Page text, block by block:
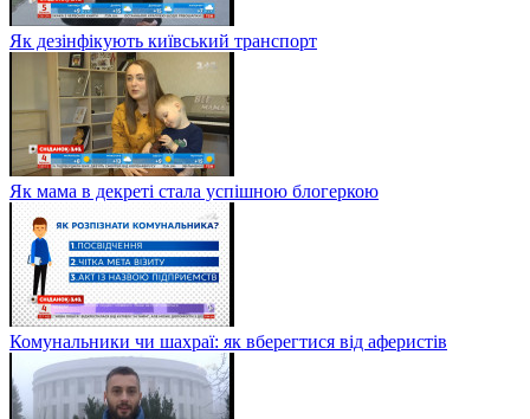
Як дезінфікують київський транспорт
Як мама в декреті стала успішною блогеркою
Комунальники чи шахраї: як вберегтися від аферистів